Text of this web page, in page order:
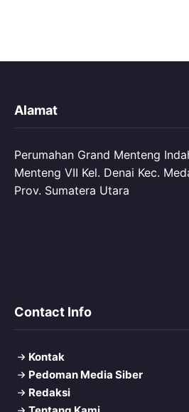
Alamat
Perumahan Grand Menteng
Menteng VII Kel. Denai Kec.
Prov. Sumatera Utara
Contact Info
Kontak
Pedoman Media Siber
Redaksi